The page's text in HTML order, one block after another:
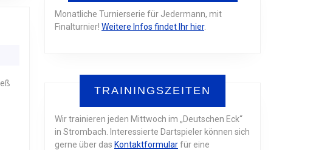
15.01.2022
GEGEN
FLIESTEDEN
Monatliche Turnierserie für Jedermann, mit
Finalturnier! Weitere Infos findet Ihr hier.
TRAININGSZEITEN
Wir trainieren jeden Mittwoch im „Deutschen Eck“
in Strombach. Interessierte Dartspieler können sich
gerne über das Kontaktformularfür eine